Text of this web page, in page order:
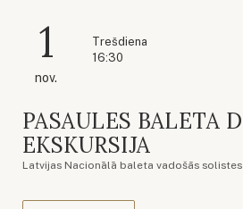
1
nov.
Trešdiena
16:30
PASAULES BALETA
EKSKURSIJA
Latvijas Nacionālā baleta vadošās